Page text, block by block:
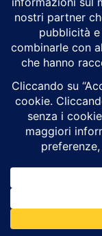
Gli Usa
La nuova
Cyberwarfare Luigi
Gli attacchi con
iraniano di Bandar
guerra navale